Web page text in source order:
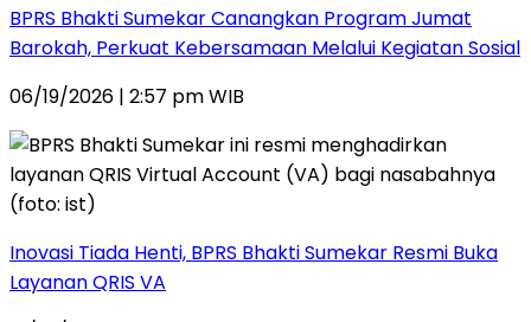
BPRS Bhakti Sumekar Canangkan Program Jumat
Barokah, Perkuat Kebersamaan Melalui Kegiatan Sosial
06/19/2026 | 2:57 pm WIB
Inovasi Tiada Henti, BPRS Bhakti Sumekar Resmi Buka
Layanan QRIS VA